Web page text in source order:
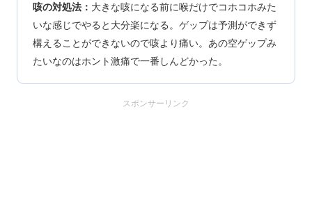
咳の対処法： 大きな咳になる前に喉だけでコホコホみた
いな感じでやると大分楽になる。ゲップは予測ができず
構えることができないので咳より痛い。あの空ゲップみ
たいなのはホント激痛で一番しんどかった。
スポンサーリンク